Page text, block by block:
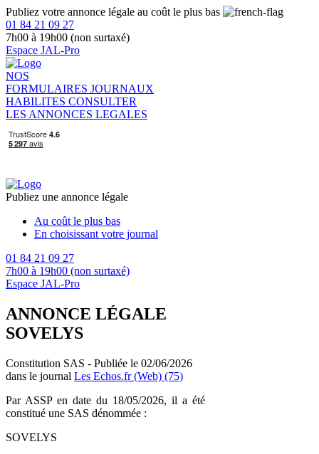
Publiez votre annonce légale au coût le plus bas
01 84 21 09 27
7h00 à 19h00 (non surtaxé)
Espace JAL-Pro
NOS
FORMULAIRES JOURNAUX
HABILITES CONSULTER
LES ANNONCES LEGALES
Publiez une annonce légale
Au coût le plus bas
En choisissant votre journal
01 84 21 09 27
7h00 à 19h00 (non surtaxé)
Espace JAL-Pro
ANNONCE LÉGALE
SOVELYS
Constitution SAS - Publiée le 02/06/2026
dans le journal Les Echos.fr (Web) (75)
Par ASSP en date du 18/05/2026, il a été
constitué une SAS dénommée :
SOVELYS